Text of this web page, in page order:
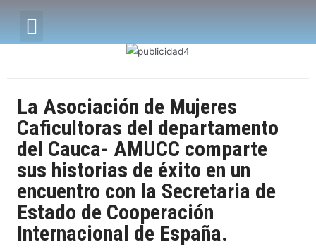
La Asociación de Mujeres
Caficultoras del departamento
del Cauca- AMUCC comparte
sus historias de éxito en un
encuentro con la Secretaria de
Estado de Cooperación
Internacional de España.